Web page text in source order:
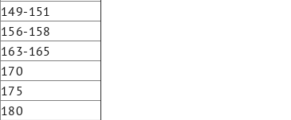
149-151
156-158
163-165
170
175
180